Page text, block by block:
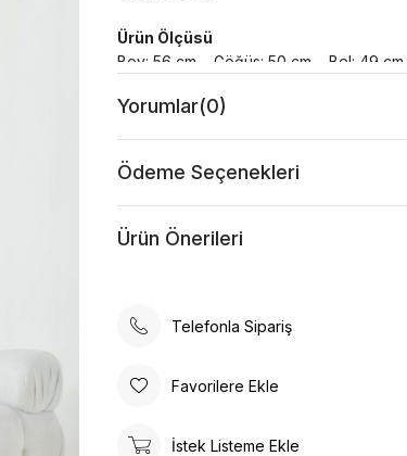
Ürün Ölçüsü
Boy: 56 cm Göğüs: 50 cm Bel: 49
Yıkama Talimatı :
Kurutma Makinesinde Kurutulamaz
Çözücü Kullanınız
Yorumlar(0)
Ödeme Seçenekleri
Ürün Önerileri
Telefonla Sipariş
Favorilere Ekle
İstek Listeme Ekle